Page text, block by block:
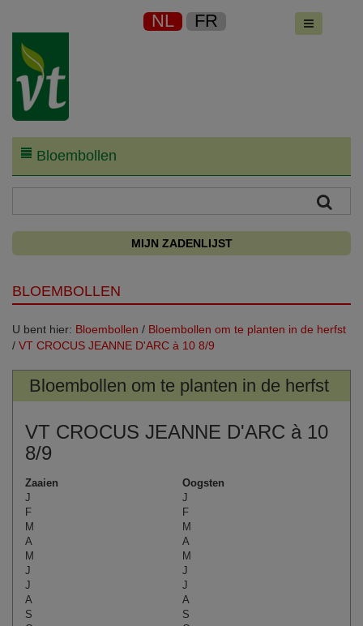
NL FR
Bloembollen
MIJN ZADENLIJST
BLOEMBOLLEN
U bent hier: Bloembollen / Bloembollen om te planten in de herfst
/ VT CROCUS JEANNE D'ARC à 10 8/9
Bloembollen om te planten in de herfst
VT CROCUS JEANNE D'ARC à 10
8/9
Zaaien
Oogsten
J
J
F
F
M
M
A
A
M
M
J
J
J
J
A
A
S
S